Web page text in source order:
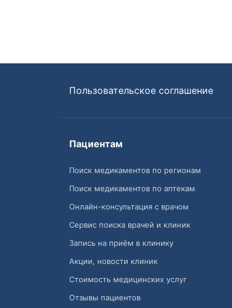
Пользовательское соглашение
Пациентам
Поиск медикаментов по регионам
Поиск медикаментов по аптекам
Онлайн-консультация с врачом
Сервис поиска врачей и клиник
Запись на приём в клинику
Акции, новости клиник
Стоимость медицинских услуг
Отзывы пациентов